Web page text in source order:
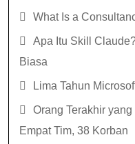
What Is a
Apa Itu Skill
Biasa
Lima Tahun
Orang Terakhir
Empat Tim, 38 Korban